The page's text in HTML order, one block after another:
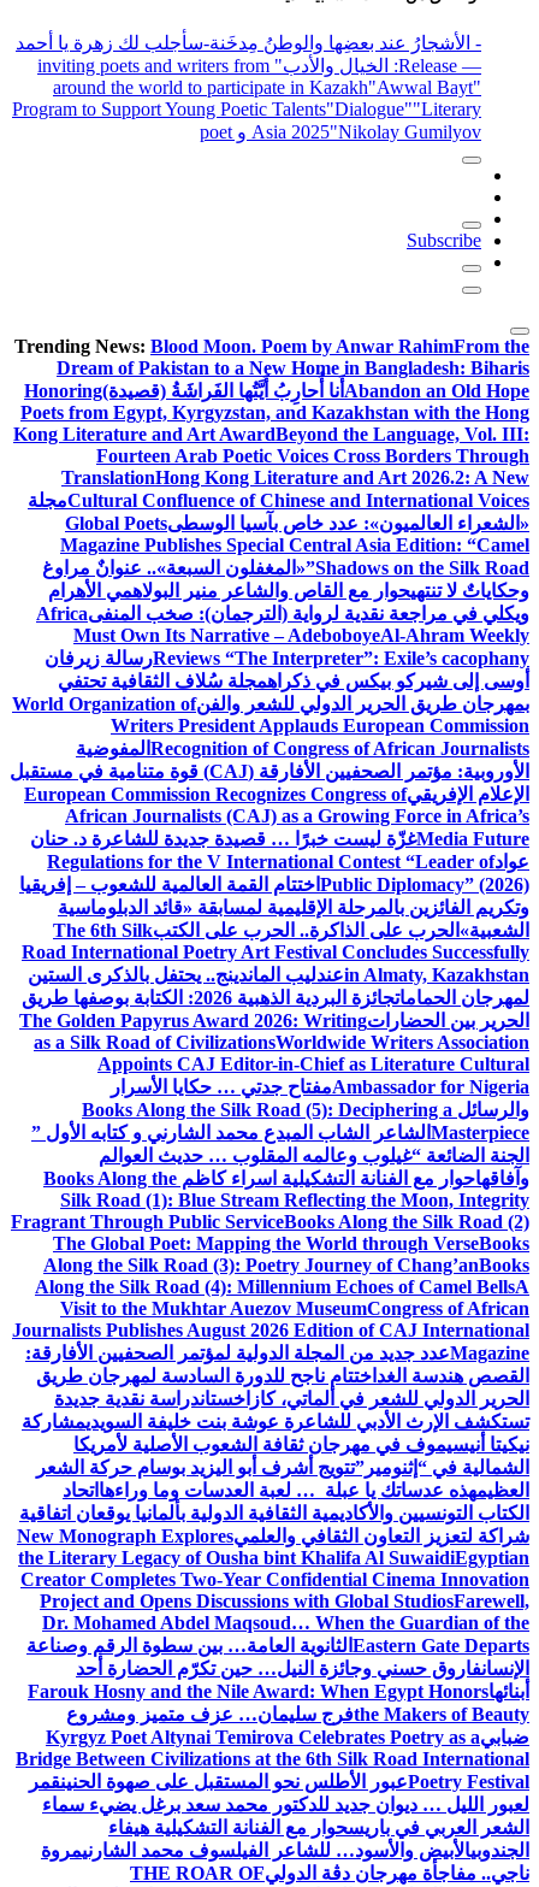
- الأشجارُ عند بعضِها والوطنُ مِدخَنة-سأجلب لك زهرة يا أحمد
— Release
: الخيال والأدب
" inviting poets and writers from
around the world to participate in Kazakh"Awwal Bayt"
Program to Support Young Poetic Talents"Dialogue""Literary
Asia 2025"Nikolay Gumilyov و poet
Subscribe
Trending News: Blood Moon. Poem by Anwar RahimFrom the
Dream of Pakistan to a New Home in Bangladesh: Biharis
Abandon an Old Hope أَنا أُحارِبُ أَيَّتُها الفَراشَةُ (قصيدة)Honoring
Poets from Egypt, Kyrgyzstan, and Kazakhstan with the Hong
Kong Literature and Art AwardBeyond the Language, Vol. III:
Fourteen Arab Poetic Voices Cross Borders Through
TranslationHong Kong Literature and Art 2026.2: A New
Cultural Confluence of Chinese and International Voicesمجلة
«الشعراء العالميون»: عدد خاص بآسيا الوسطىGlobal Poets
Magazine Publishes Special Central Asia Edition: “Camel
Shadows on the Silk Road” «المغفلون السبعة».. عنوانٌ مراوغ
وحكاياتٌ لا تنتهيحوار مع القاص والشاعر منير البولاهمي الأهرام
ويكلي في مراجعة نقدية لرواية (الترجمان): صخب المنفىAfrica
Must Own Its Narrative – AdeboboyeAl-Ahram Weekly
Reviews “The Interpreter”: Exile’s cacophanyرسالة زيرفان
أوسى إلى شيركو بيكس في ذكراهمجلة سُلاف الثقافية تحتفي
بمهرجان طريق الحرير الدولي للشعر والفنWorld Organization of
Writers President Applauds European Commission
Recognition of Congress of African Journalists المفوضية
الأوروبية: مؤتمر الصحفيين الأفارقة (CAJ) قوة متنامية في مستقبل
الإعلام الإفريقيEuropean Commission Recognizes Congress of
African Journalists (CAJ) as a Growing Force in Africa’s
Media Futureغزّة ليست خبرًا … قصيدة جديدة للشاعرة د. حنان
عوادRegulations for the V International Contest “Leader of
Public Diplomacy” (2026) اختتام القمة العالمية للشعوب – إفريقيا
وتكريم الفائزين بالمرحلة الإقليمية لمسابقة «قائد الدبلوماسية
الشعبية» الحرب على الذاكرة.. الحرب على الكتبThe 6th Silk
Road International Poetry Art Festival Concludes Successfully
in Almaty, Kazakhstanعندليب الماندينج.. يحتفل بالذكرى الستين
لمهرجان الحمامات
جائزة البردية الذهبية 2026: الكتابة بوصفها طريق
الحرير بين الحضاراتThe Golden Papyrus Award 2026: Writing
as a Silk Road of CivilizationsWorldwide Writers Association
Appoints CAJ Editor-in-Chief as Literature Cultural
Ambassador for Nigeriaمفتاح جدتي … حكايا الأسرار
والرسائل Books Along the Silk Road (5): Deciphering a
Masterpiece الشاعر الشاب المبدع محمد الشارني و كتابه الأول ”
الجنة الضائعة “غيلوب وعالمه المقلوب … حديث العوالم
وآفاقهاحوار مع الفنانة التشكيلية اسراء كاظم Books Along the
Silk Road (1): Blue Stream Reflecting the Moon, Integrity
Fragrant Through Public ServiceBooks Along the Silk Road (2)
The Global Poet: Mapping the World through VerseBooks
Along the Silk Road (3): Poetry Journey of Chang’anBooks
Along the Silk Road (4): Millennium Echoes of Camel BellsA
Visit to the Mukhtar Auezov MuseumCongress of African
Journalists Publishes August 2026 Edition of CAJ International
Magazineعدد جديد من المجلة الدولية لمؤتمر الصحفيين الأفارقة:
القصص هندسة الغد اختتام ناجح للدورة السادسة لمهرجان طريق
الحرير الدولي للشعر في ألماتي، كازاخستاندراسة نقدية جديدة
تستكشف الإرث الأدبي للشاعرة عوشة بنت خليفة السويديمشاركة
نيكيتا أنيسيموف في مهرجان ثقافة الشعوب الأصلية لأمريكا
الشمالية في “إثنومير”تتويج أشرف أبو اليزيد بوسام حركة الشعر
العظيمهذه عدساتك يا عبلة … لعبة العدسات وما وراءها اتحاد
الكتاب التونسيين والأكاديمية الثقافية الدولية بألمانيا يوقعان اتفاقية
شراكة لتعزيز التعاون الثقافي والعلميNew Monograph Explores
the Literary Legacy of Ousha bint Khalifa Al SuwaidiEgyptian
Creator Completes Two-Year Confidential Cinema Innovation
Project and Opens Discussions with Global StudiosFarewell,
Dr. Mohamed Abdel Maqsoud… When the Guardian of the
Eastern Gate Departs الثانوية العامة… بين سطوة الرقم وصناعة
الإنسانفاروق حسني وجائزة النيل… حين تكرّم الحضارة أحد
أبنائهاFarouk Hosny and the Nile Award: When Egypt Honors
the Makers of Beautyفرج سليمان… عزف متميز ومشروع
ضبابيKyrgyz Poet Altynai Temirova Celebrates Poetry as a
Bridge Between Civilizations at the 6th Silk Road International
Poetry Festivalعبور الأطلس نحو المستقبل على صهوة الحنينقمر
لعبور الليل … ديوان جديد للدكتور محمد سعد برغل يضيء سماء
الشعر العربي في باريسحوار مع الفنانة التشكيلية هيفاء
الجندوبيالأبيض والأسود… للشاعر الفيلسوف محمد الشارنيمروة
ناجي.. مفاجأة مهرجان دڨة الدوليTHE ROAR OF